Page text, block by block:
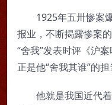
1925年五卅惨案
报业，不断揭露惨案
“舍我”发表时评《沪
正是他“舍我其谁”的
他就是我国近代